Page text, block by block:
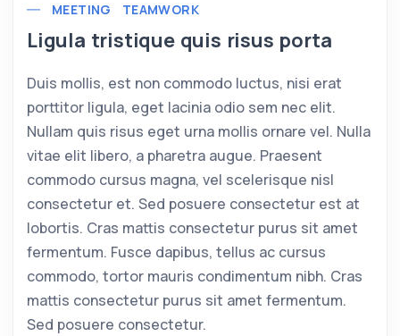
MEETING TEAMWORK
Ligula tristique quis risus porta
Duis mollis, est non commodo luctus, nisi erat
porttitor ligula, eget lacinia odio sem nec elit.
Nullam quis risus eget urna mollis ornare vel. Nulla
vitae elit libero, a pharetra augue. Praesent
commodo cursus magna, vel scelerisque nisl
consectetur et. Sed posuere consectetur est at
lobortis. Cras mattis consectetur purus sit amet
fermentum. Fusce dapibus, tellus ac cursus
commodo, tortor mauris condimentum nibh. Cras
mattis consectetur purus sit amet fermentum.
Sed posuere consectetur.